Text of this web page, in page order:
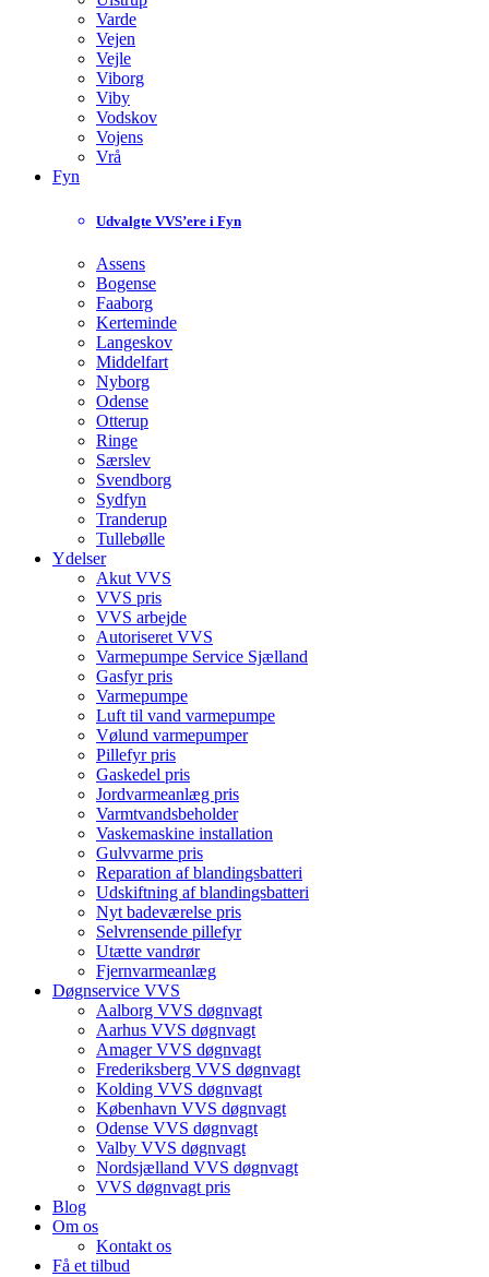
Varde
Vejen
Vejle
Viborg
Viby
Vodskov
Vojens
Vrå
Fyn
Udvalgte VVS’ere i Fyn
Assens
Bogense
Faaborg
Kerteminde
Langeskov
Middelfart
Nyborg
Odense
Otterup
Ringe
Særslev
Svendborg
Sydfyn
Tranderup
Tullebølle
Ydelser
Akut VVS
VVS pris
VVS arbejde
Autoriseret VVS
Varmepumpe Service Sjælland
Gasfyr pris
Varmepumpe
Luft til vand varmepumpe
Vølund varmepumper
Pillefyr pris
Gaskedel pris
Jordvarmeanlæg pris
Varmtvandsbeholder
Vaskemaskine installation
Gulvvarme pris
Reparation af blandingsbatteri
Udskiftning af blandingsbatteri
Nyt badeværelse pris
Selvrensende pillefyr
Utætte vandrør
Fjernvarmeanlæg
Døgnservice VVS
Aalborg VVS døgnvagt
Aarhus VVS døgnvagt
Amager VVS døgnvagt
Frederiksberg VVS døgnvagt
Kolding VVS døgnvagt
København VVS døgnvagt
Odense VVS døgnvagt
Valby VVS døgnvagt
Nordsjælland VVS døgnvagt
VVS døgnvagt pris
Blog
Om os
Kontakt os
Få et tilbud